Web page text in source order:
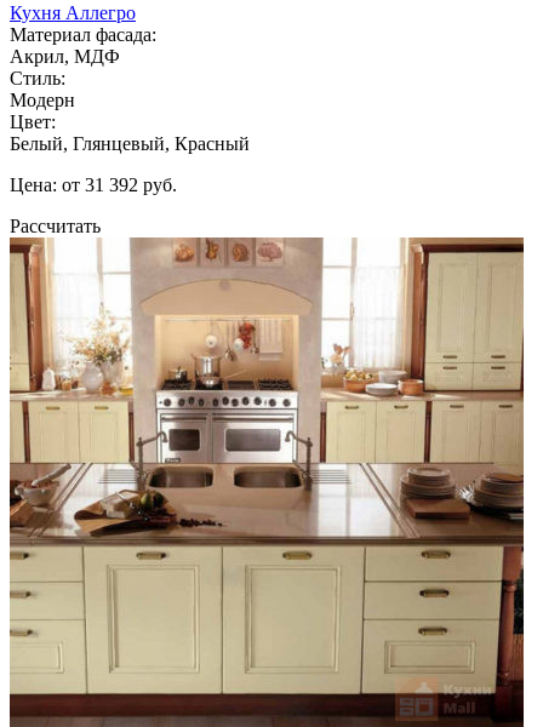
Кухня Аллегро
Материал фасада:
Акрил, МДФ
Стиль:
Модерн
Цвет:
Белый, Глянцевый, Красный
Цена: от 31 392 руб.
Рассчитать